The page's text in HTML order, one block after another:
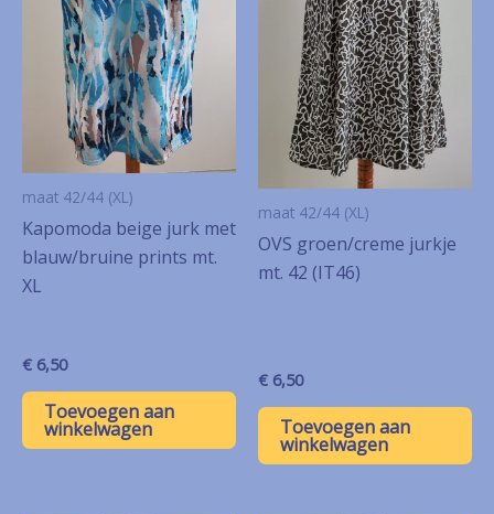
maat 42/44 (XL)
Kapomoda beige jurk met
blauw/bruine prints mt.
XL
€ 6,50
Toevoegen aan
winkelwagen
maat 42/44 (XL)
OVS groen/creme jurkje
mt. 42 (IT46)
€ 6,50
Toevoegen aan
winkelwagen